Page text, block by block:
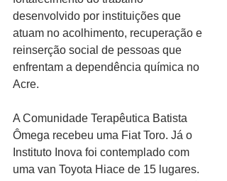
desenvolvido por instituições que
atuam no acolhimento, recuperação e
reinserção social de pessoas que
enfrentam a dependência química no
Acre.
A Comunidade Terapêutica Batista
Ômega recebeu uma Fiat Toro. Já o
Instituto Inova foi contemplado com
uma van Toyota Hiace de 15 lugares.